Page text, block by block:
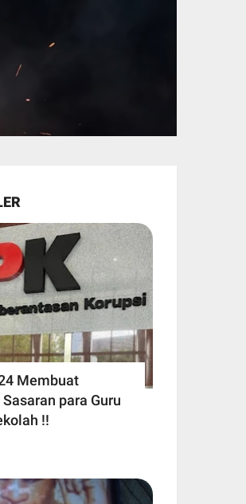
Membuat
para Guru
!!